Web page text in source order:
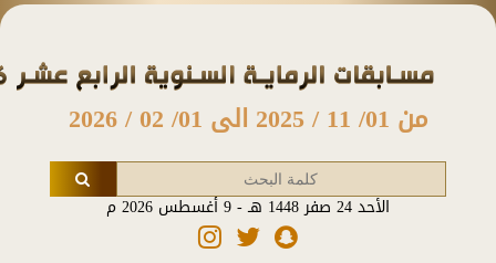
من 01/ 11 / 2025 الى 01/ 02 / 2026
الأحد 24 صفر 1448 هـ - 9 أغسطس 2026 م